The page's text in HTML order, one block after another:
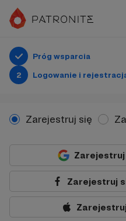
Próg wsparcia
2
Logowanie i
Zarejestruj się
Zarejestruj
Zarejestruj